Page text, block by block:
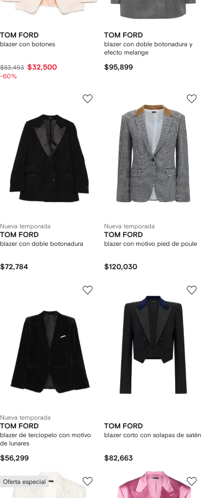
TOM FORD
blazer con botones
$83,493 $32,500
-60%
TOM FORD
blazer con doble botonadura y
efecto melange
$95,899
Nueva temporada
TOM FORD
blazer con doble botonadura
$72,784
Nueva temporada
TOM FORD
blazer con motivo pied de poule
$120,030
Nueva temporada
TOM FORD
blazer de terciopelo con motivo
de lunares
$56,299
TOM FORD
blazer corto con solapas de satén
$82,663
Oferta especial